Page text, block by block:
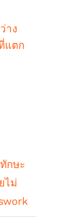
าง
แตก
กษะ
ไม่